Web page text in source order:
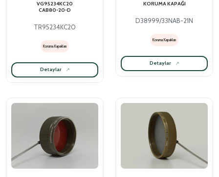
VG95234KC20
CAB80-20-D
TR95234KC20
Koruma Kapakları
Detaylar
KORUMA KAPAĞI
D38999/33NAB-21N
Koruma Kapakları
Detaylar